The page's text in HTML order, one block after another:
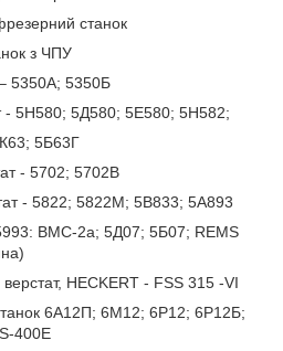
станок
з ЧПУ
5350А; 5350Б
- 5H580; 5Д580; 5Е580; 5H582;
5Б63Г
- 5702; 5702B
- 5822; 5822М; 5B833; 5A893
5993: ВМС-2а; 5Д07; 5Б07; REMS
HECKERT - FSS 315 -VI
6А12П; 6М12; 6Р12; 6Р12Б;
400Е